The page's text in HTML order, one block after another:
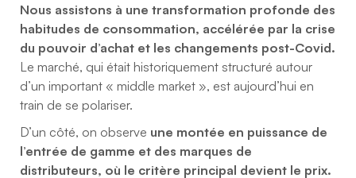
Nous assistons à une transformation profonde des
habitudes de consommation, accélérée par la crise
du pouvoir d’achat et les changements post-Covid.
Le marché, qui était historiquement structuré autour
d’un important « middle market », est aujourd’hui en
train de se polariser.
D’un côté, on observe une montée en puissance de
l’entrée de gamme et des marques de
distributeurs, où le critère principal devient le prix.